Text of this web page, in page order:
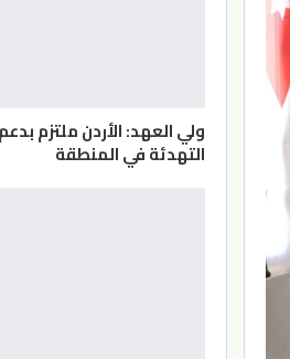
ولي العهد: الأردن ملتزم
التهدئة في المنطقة